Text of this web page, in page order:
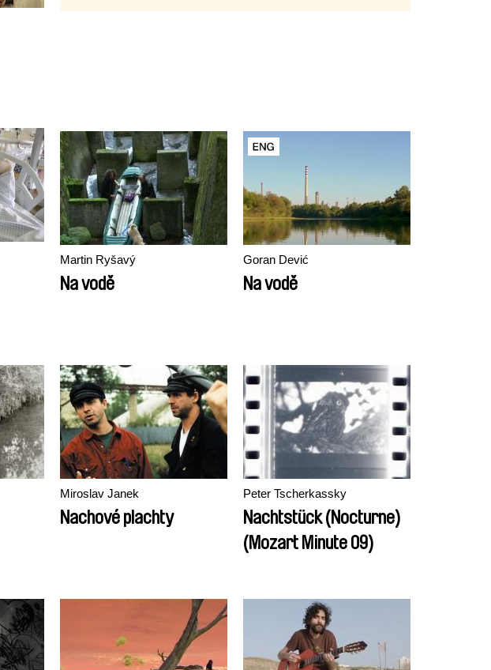
Martin Ryšavý
Na vodě
Goran Dević
Na vodě
Miroslav Janek
Nachové plachty
Peter Tscherkassky
Nachtstück (Nocturne)
(Mozart Minute 09)